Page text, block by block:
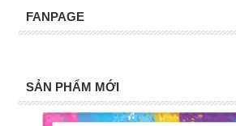
FANPAGE
SẢN PHẨM MỚI